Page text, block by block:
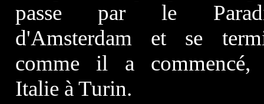
passe par le
d'Amsterdam et se
comme il a commencé,
Italie à Turin.